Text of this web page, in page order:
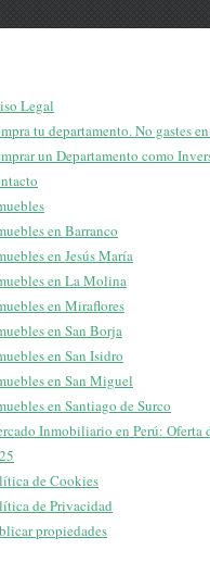
Legal
tu departamento. No gastes
un Departamento como
en Barranco
en Jesús María
en La Molina
en Miraflores
en San Borja
en San Isidro
en San Miguel
en Santiago de Surco
Inmobiliario en Perú: Oferta
de Cookies
de Privacidad
propiedades